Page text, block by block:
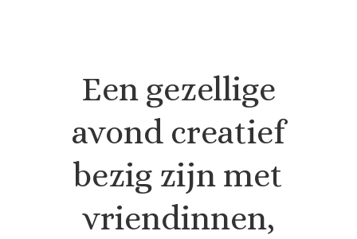
Een gezellige
avond creatief
bezig zijn met
vriendinnen,